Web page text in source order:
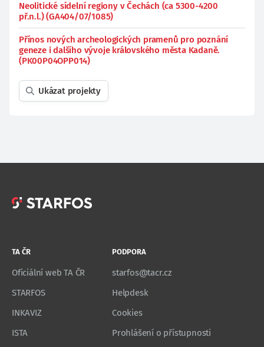
Neolitické sídelní regiony v Čechách (ca 5300-4200
př.n.l.) (GA404/07/1085)
Přínos nových archeologických pramenů pro poznání
geneze i dalšího vývoje královského města Kadaně.
(PK00P04OPP014)
Ukázat projekty
TA ČR
Oficiální web TA ČR
STARFOS
INKAVIZ
ISTA
PODPORA
starfos@tacr.cz
Helpdesk
Cookies
Prohlášení o přístupnosti